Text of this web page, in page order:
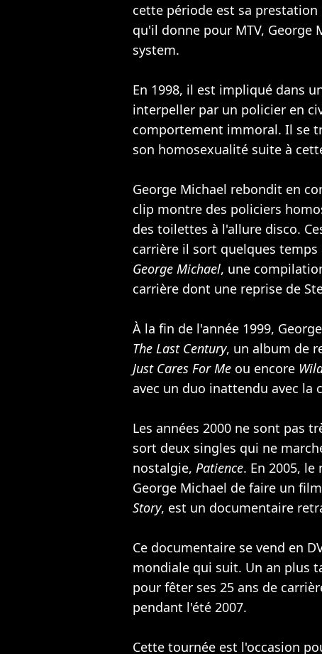
cette période est sa
qu'il donne pour MTV, George
system.
En 1998, il est impliqué dans
interpeller par un policier en
comportement immoral. Il se
son homosexualité suite à
George Michael rebondit en
clip montre des policiers
des toilettes à l'allure disco.
carrière il sort quelques temps
George Michael, une
carrière dont une reprise de
À la fin de l'année 1999,
The Last Century, un album de
Just Cares For Me ou encore
avec un duo inattendu avec la
Les années 2000 ne sont pas
sort deux singles qui ne
nostalgie, Patience. En 2005,
George Michael de faire un
Story, est un documentaire
Ce documentaire se vend en
mondiale qui suit. Un an plus
pour fêter ses 25 ans de
pendant l'été 2007.
Cette tournée est l'occasion